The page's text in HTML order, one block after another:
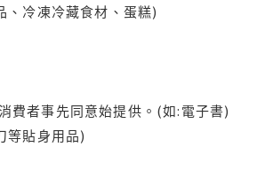
、冷凍冷藏食材、蛋糕)
費者事先同意始提供。(如:電子書)
等貼身用品)